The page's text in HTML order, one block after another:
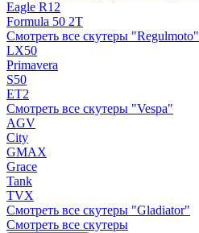
Eagle R12
Formula 50 2Т
Смотреть все скутеры "Regulmoto"
LX50
Primavera
S50
ET2
Смотреть все скутеры "Vespa"
AGV
City
GMAX
Grace
Tank
TVX
Смотреть все скутеры "Gladiator"
Смотреть все скутеры